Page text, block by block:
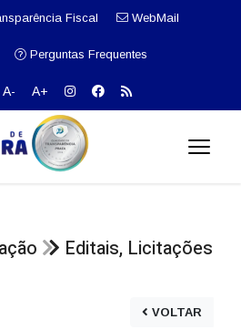
Fiscal WebMail
Perguntas Frequentes
A- A+
Editais, Licitações
VOLTAR